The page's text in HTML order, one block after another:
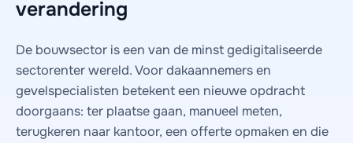
verandering
De bouwsector is een van de minst gedigitaliseerde
sectorenter wereld. Voor dakaannemers en
gevelspecialisten betekent een nieuwe opdracht
doorgaans: ter plaatse gaan, manueel meten,
terugkeren naar kantoor, een offerte opmaken en die